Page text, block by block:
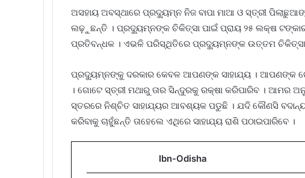
ଅସହାୟ ଅବସ୍ଥାରେ ପ୍ରଦ୍ୟୁମ୍ନ ନିଜ ବାପା ମାଆ ଓ ସ୍ତ୍ରୀ
ଲଢ଼ୁଛନ୍ତି । ପ୍ରଦ୍ୟୁମ୍ନଙ୍କ ଚିକିତ୍ସା ପାଇଁ ପ୍ରାୟ ୨୫ ଲକ୍ଷ ଟଙ୍କାର
ପ୍ରତିବନ୍ଧକ । ଏଭଳି ପରିସ୍ଥିତିରେ ପ୍ରଦ୍ୟୁମ୍ନଙ୍କ ଉତ୍ତମ ଚିକିତ୍ସା
ପ୍ରଦ୍ୟୁମ୍ନଙ୍କୁ ଦରକାର କେବଳ ଆପଣଙ୍କ ସାହାଯ୍ୟ । ଆପଣଙ୍କ
। ଗୋଟେ ସ୍ତ୍ରୀ ମଥାରୁ ତାର ସିନ୍ଦୁରକୁ ରକ୍ଷା କରିପାରିବ । ଆମର
ସ୍ତରରେ ନିଶ୍ଚିତ ସାହାଯ୍ୟର ଆବଶ୍ୟକ ପଡୁଛି । ଯଦି କୌଣସି
କରିବାକୁ ଚାହୁଁଛନ୍ତି ତାହେଲେ ଏଥିରେ ସାହାଯ୍ୟ ରାଶି ପଠାଇପାରିବେ ।
Ibn-Odisha